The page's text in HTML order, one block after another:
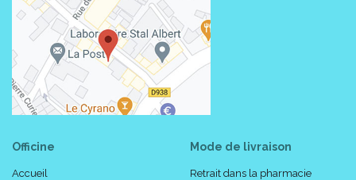
Officine
Accueil
Mode de livraison
Retrait dans la pharmacie